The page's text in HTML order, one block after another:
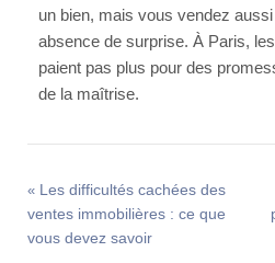
un bien, mais vous vendez
absence de surprise. À Paris,
paient pas plus pour des
de la maîtrise.
« Les difficultés cachées des
ventes immobilières : ce que
vous devez savoir